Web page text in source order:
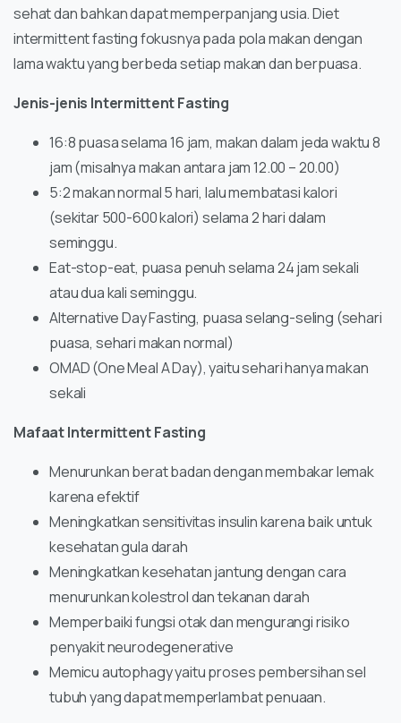
sehat dan bahkan dapat memperpanjang usia. Diet
intermittent fasting fokusnya pada pola makan dengan
lama waktu yang berbeda setiap makan dan berpuasa.
Jenis-jenis Intermittent Fasting
16:8 puasa selama 16 jam, makan dalam jeda waktu 8
jam (misalnya makan antara jam 12.00 – 20.00)
5:2 makan normal 5 hari, lalu membatasi kalori
(sekitar 500-600 kalori) selama 2 hari dalam
seminggu.
Eat-stop-eat, puasa penuh selama 24 jam sekali
atau dua kali seminggu.
Alternative Day Fasting, puasa selang-seling (sehari
puasa, sehari makan normal)
OMAD (One Meal A Day), yaitu sehari hanya makan
sekali
Mafaat Intermittent Fasting
Menurunkan berat badan dengan membakar lemak
karena efektif
Meningkatkan sensitivitas insulin karena baik untuk
kesehatan gula darah
Meningkatkan kesehatan jantung dengan cara
menurunkan kolestrol dan tekanan darah
Memperbaiki fungsi otak dan mengurangi risiko
penyakit neurodegenerative
Memicu autophagy yaitu proses pembersihan sel
tubuh yang dapat memperlambat penuaan.